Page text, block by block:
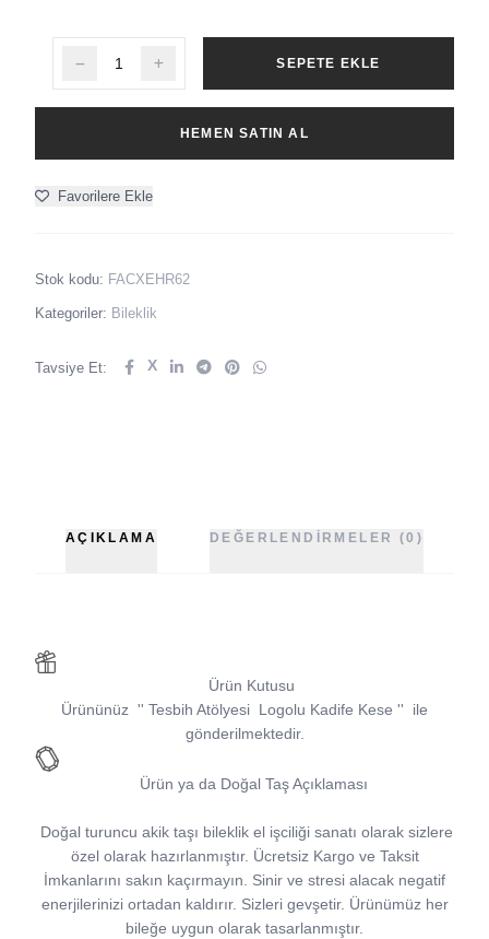
SEPETE EKLE
HEMEN SATIN AL
Favorilere Ekle
Stok kodu: FACXEHR62
Kategoriler: Bileklik
Tavsiye Et: X
AÇIKLAMA DEĞERLENDIRMELER (0)
Ürün Kutusu
Ürününüz '' Tesbih Atölyesi Logolu Kadife Kese ''
ile
gönderilmektedir.
Ürün ya da Doğal Taş Açıklaması
Doğal turuncu akik taşı bileklik el işciliği sanatı olarak sizlere
özel olarak hazırlanmıştır. Ücretsiz Kargo ve Taksit
İmkanlarını sakın kaçırmayın. Sinir ve stresi alacak negatif
enerjilerinizi ortadan kaldırır. Sizleri gevşetir. Ürünümüz her
bileğe uygun olarak tasarlanmıştır.